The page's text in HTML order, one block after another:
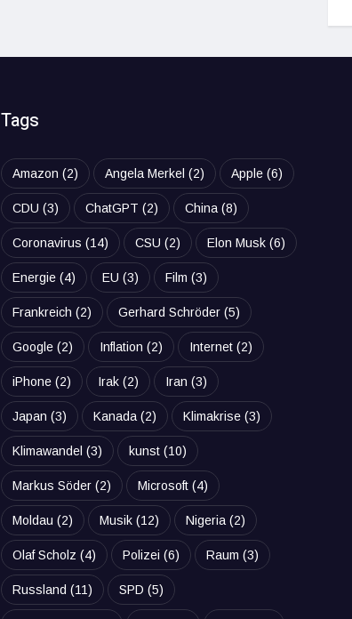
Tags
Amazon (2) Angela Merkel (2) Apple (6)
CDU (3) ChatGPT (2) China (8)
Coronavirus (14) CSU (2) Elon Musk (6)
Energie (4) EU (3) Film (3)
Frankreich (2) Gerhard Schröder (5)
Google (2) Inflation (2) Internet (2)
iPhone (2) Irak (2) Iran (3)
Japan (3) Kanada (2) Klimakrise (3)
Klimawandel (3) kunst (10)
Markus Söder (2) Microsoft (4)
Moldau (2) Musik (12) Nigeria (2)
Olaf Scholz (4) Polizei (6) Raum (3)
Russland (11) SPD (5)